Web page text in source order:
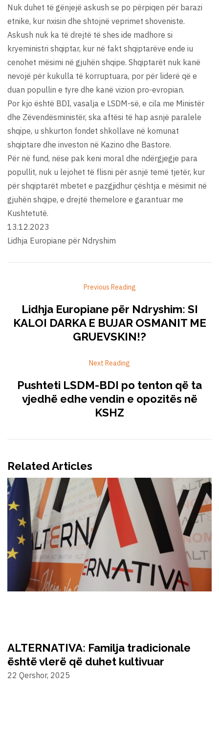
Nuk duhet të gënjejë askush se po përpiqen për barazi
etnike, kur nxisin dhe shtojnë veprimet shoveniste.
Askush nuk ka të drejtë të shes ide madhore si
kryeministri shqiptar, kur në fakt shqiptarëve ende iu
cenohet mësimi në gjuhën shqipe. Shqiptarët nuk kanë
nevojë për kukulla të korruptuara, por për liderë që e
duan popullin e tyre dhe kanë vizion pro-evropian.
Por kjo është BDI, vasalja e LSDM-së, e cila me Ministër
dhe Zëvendësministër, ska aftësi të hap asnjë paralele
shqipe, u shkurton fondet shkollave në komunat
shqiptare dhe investon në Kazino dhe Bastore.
Për në fund, nëse pak keni moral dhe ndërgjegje para
popullit, nuk u lejohet të flisni për asnjë temë tjetër, kur
për shqiptarët mbetet e pazgjidhur çështja e mësimit në
gjuhën shqipe, e drejtë themelore e garantuar me
Kushtetutë.
13.12.2023
Lidhja Europiane për Ndryshim
Previous Reading
Lidhja Europiane për Ndryshim: SI
KALOI DARKA E BUJAR OSMANIT ME
GRUEVSKIN!?
Next Reading
Pushteti LSDM-BDI po tenton që ta
vjedhë edhe vendin e opozitës në
KSHZ
Related Articles
ALTERNATIVA: Familja tradicionale
është vlerë që duhet kultivuar
22 Qershor, 2025